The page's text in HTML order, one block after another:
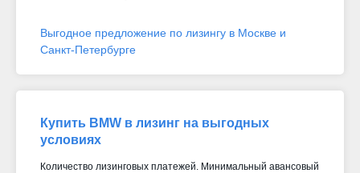
Выгодное предложение по лизингу в Москве и
Санкт-Петербурге
Купить BMW в лизинг на выгодных
условиях
Количество лизинговых платежей. Минимальный авансовый